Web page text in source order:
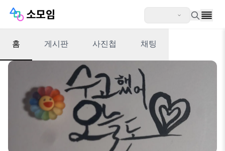
홈 게시판 사진첩 채팅